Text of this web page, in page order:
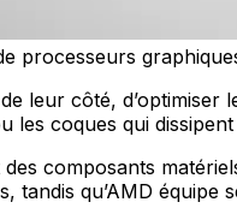
processeurs
leur côté,
les coques qui
composants
qu’AMD équipe